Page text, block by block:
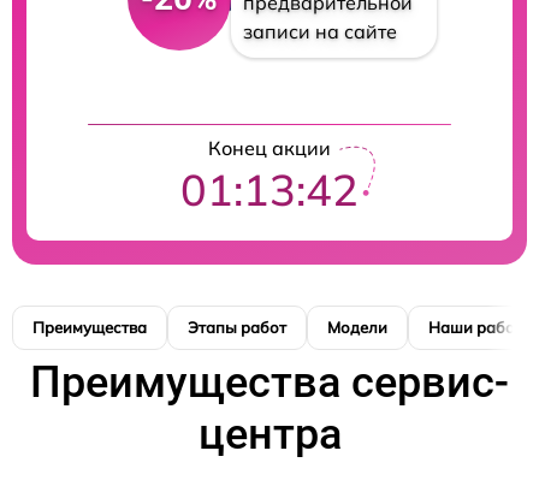
записи на сайте
Конец акции
01:13:41
Преимущества Этапы работ Модели Наши работы
Преимущества сервис-
центра